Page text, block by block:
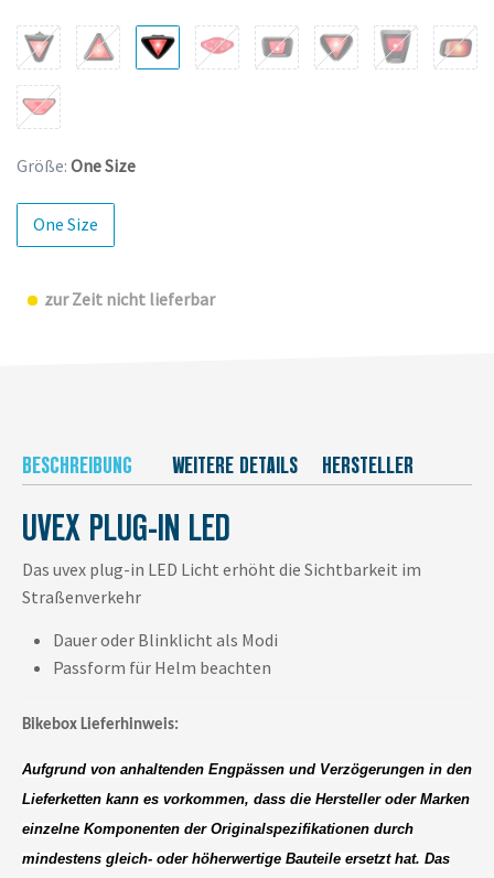
Größe: One Size
One Size
zur Zeit nicht lieferbar
BESCHREIBUNG WEITERE DETAILS HERSTELLER
UVEX PLUG-IN LED
Das uvex plug-in LED Licht erhöht die Sichtbarkeit im
Straßenverkehr
Dauer oder Blinklicht als Modi
Passform für Helm beachten
Bikebox Lieferhinweis:
Aufgrund von anhaltenden Engpässen und Verzögerungen in den
Lieferketten kann es vorkommen, dass die Hersteller oder Marken
einzelne Komponenten der Originalspezifikationen durch
mindestens gleich- oder höherwertige Bauteile ersetzt hat. Das